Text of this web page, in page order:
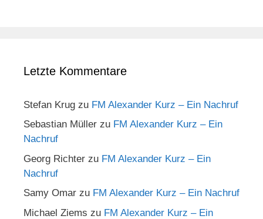
Letzte Kommentare
Stefan Krug zu FM Alexander Kurz – Ein Nachruf
Sebastian Müller zu FM Alexander Kurz – Ein
Nachruf
Georg Richter zu FM Alexander Kurz – Ein
Nachruf
Samy Omar zu FM Alexander Kurz – Ein Nachruf
Michael Ziems zu FM Alexander Kurz – Ein